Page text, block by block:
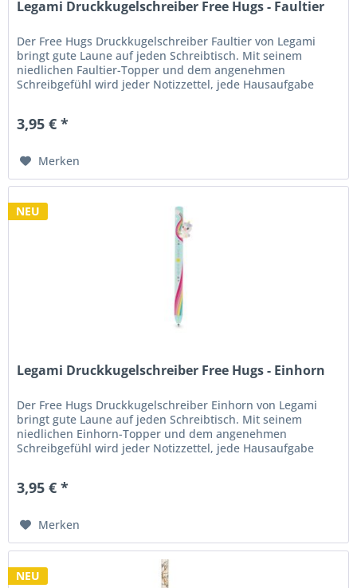
Legami Druckkugelschreiber Free Hugs - Faultier
Der Free Hugs Druckkugelschreiber Faultier von Legami
bringt gute Laune auf jeden Schreibtisch. Mit seinem
niedlichen Faultier-Topper und dem angenehmen
Schreibgefühl wird jeder Notizzettel, jede Hausaufgabe
3,95 € *
Merken
NEU
Legami Druckkugelschreiber Free Hugs - Einhorn
Der Free Hugs Druckkugelschreiber Einhorn von Legami
bringt gute Laune auf jeden Schreibtisch. Mit seinem
niedlichen Einhorn-Topper und dem angenehmen
Schreibgefühl wird jeder Notizzettel, jede Hausaufgabe
3,95 € *
Merken
NEU